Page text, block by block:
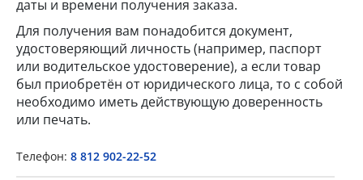
даты и времени получения заказа.
Для получения вам понадобится документ,
удостоверяющий личность (например, паспорт
или водительское удостоверение), а если товар
был приобретён от юридического лица, то с собой
необходимо иметь действующую доверенность
или печать.
Телефон: 8 812 902-22-52